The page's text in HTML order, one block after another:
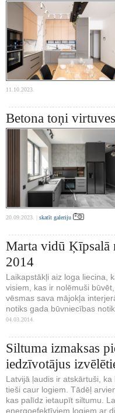
11.10.2023.
Betona toņi
20.09.2023. | skatīt galeriju
Marta vidū Ķīpsalā
2014
Laikapstākļi aiz loga liecina,
visiem, kas ir nolēmuši
vēsmas sava mājokļa
notiks gada būvniecības
04.03.2014.
Siltuma izmaksas
iedzīvotājus
Latvijā ļaudis ir atskārtuši,
tieši caur logiem. Tādēļ
kas palīdz ietaupīt siltumu.
energoefektīviem logiem ar